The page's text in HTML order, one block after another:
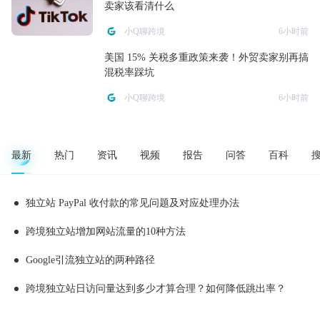
卖家该看清什么
小Q聊跨境 6小时前
美国 15% 关税多重政策来袭！外贸卖家别再搞
混税率踩坑
小Q聊跨境 6小时前
最新 热门 资讯 视频 报告 问答 百科
独立站 PayPal 收付款的常见问题及对应处理办法
跨境独立站增加网站流量的10种方法
Google引流独立站的两种路径
跨境独立站日访问量达到多少才算合理？如何降低跳出率？